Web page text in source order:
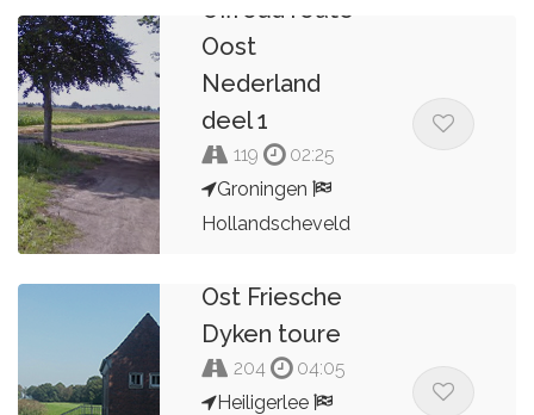
Offroad route
Oost
Nederland
deel 1
119
02:25
Groningen
Hollandscheveld
Ost Friesche
Dyken toure
204
04:05
Heiligerlee